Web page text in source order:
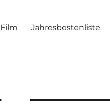
Film Jahresbestenliste